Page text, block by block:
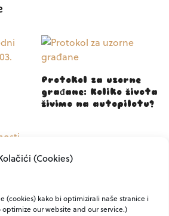
(Cookies)
(cookies) kako bi optimizirali naše stranice i
optimize our website and our service.)
Protokol za uzorne
građane: Koliko života
živimo na autopilotu?